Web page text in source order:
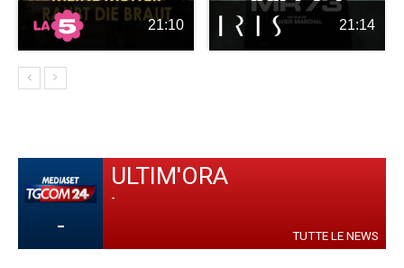
21:10 21:14
-
ULTIM'ORA
-
TUTTE LE NEWS